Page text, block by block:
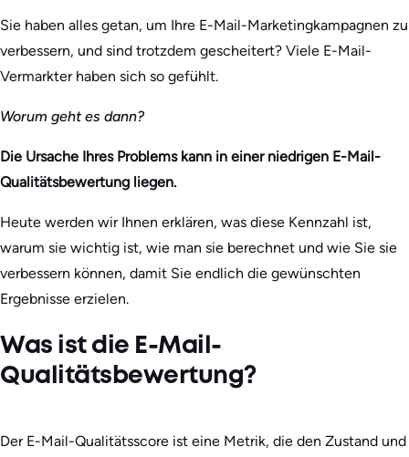
Sie haben alles getan, um Ihre E-Mail-Marketingkampagnen zu
verbessern, und sind trotzdem gescheitert? Viele E-Mail-
Vermarkter haben sich so gefühlt.
Worum geht es dann?
Die Ursache Ihres Problems kann in einer niedrigen E-Mail-
Qualitätsbewertung liegen.
Heute werden wir Ihnen erklären, was diese Kennzahl ist,
warum sie wichtig ist, wie man sie berechnet und wie Sie sie
verbessern können, damit Sie endlich die gewünschten
Ergebnisse erzielen.
Was ist die E-Mail-
Qualitätsbewertung?
Der E-Mail-Qualitätsscore ist eine Metrik, die den Zustand und